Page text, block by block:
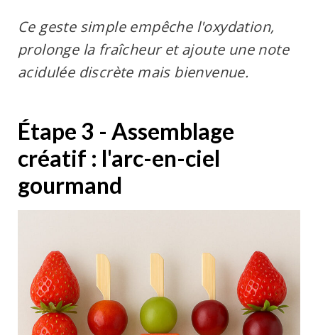
Ce geste simple empêche l'oxydation,
prolonge la fraîcheur et ajoute une note
acidulée discrète mais bienvenue.
Étape 3 - Assemblage
créatif : l'arc-en-ciel
gourmand